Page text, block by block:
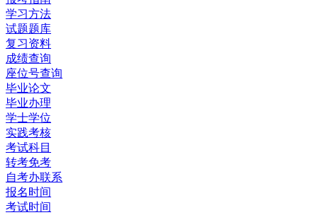
学习方法
试题题库
复习资料
成绩查询
座位号查询
毕业论文
毕业办理
学士学位
实践考核
考试科目
转考免考
自考办联系
报名时间
考试时间